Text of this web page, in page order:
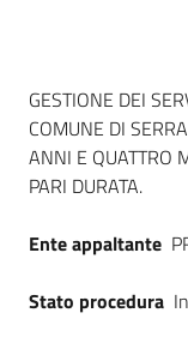
Dati del
GESTIONE DEI
COMUNE DI
ANNI E QUATTRO
PARI DURATA.
Ente appaltante
Stato procedura